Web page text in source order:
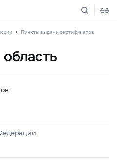
Пункты выдачи сертификатов